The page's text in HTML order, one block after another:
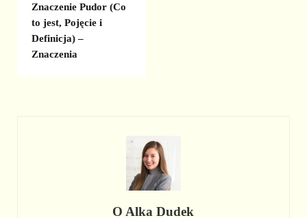
Znaczenie Pudor (Co
to jest, Pojęcie i
Definicja) –
Znaczenia
O Alka Dudek